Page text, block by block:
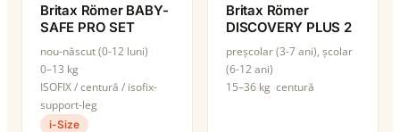
Britax Römer BABY-
SAFE PRO SET
nou-născut (0-12 luni)
0–13 kg
ISOFIX / centură / isofix-
support-leg
i-Size
Britax Römer
DISCOVERY PLUS 2
preșcolar (3-7 ani), școlar
(6-12 ani)
15–36 kg centură